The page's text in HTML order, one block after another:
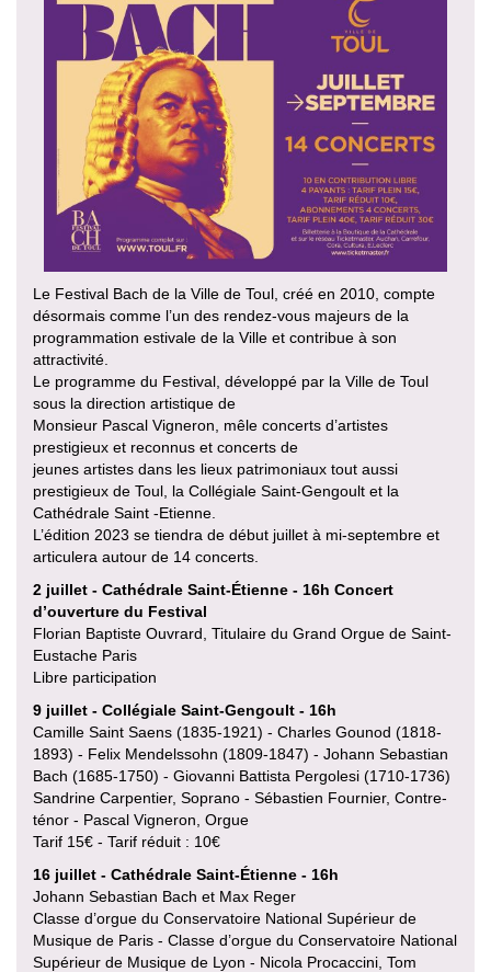
Le Festival Bach de la Ville de Toul, créé en 2010, compte
désormais comme l’un des rendez-vous majeurs de la
programmation estivale de la Ville et contribue à son
attractivité.
Le programme du Festival, développé par la Ville de Toul
sous la direction artistique de
Monsieur Pascal Vigneron, mêle concerts d’artistes
prestigieux et reconnus et concerts de
jeunes artistes dans les lieux patrimoniaux tout aussi
prestigieux de Toul, la Collégiale Saint-Gengoult et la
Cathédrale Saint -Etienne.
L’édition 2023 se tiendra de début juillet à mi-septembre et
articulera autour de 14 concerts.
2 juillet - Cathédrale Saint-Étienne - 16h Concert
d’ouverture du Festival
Florian Baptiste Ouvrard, Titulaire du Grand Orgue de Saint-
Eustache Paris
Libre participation
9 juillet - Collégiale Saint-Gengoult - 16h
Camille Saint Saens (1835-1921) - Charles Gounod (1818-
1893) - Felix Mendelssohn (1809-1847) - Johann Sebastian
Bach (1685-1750) - Giovanni Battista Pergolesi (1710-1736)
Sandrine Carpentier, Soprano - Sébastien Fournier, Contre-
ténor - Pascal Vigneron, Orgue
Tarif 15€ - Tarif réduit : 10€
16 juillet - Cathédrale Saint-Étienne - 16h
Johann Sebastian Bach et Max Reger
Classe d’orgue du Conservatoire National Supérieur de
Musique de Paris - Classe d’orgue du Conservatoire National
Supérieur de Musique de Lyon - Nicola Procaccini, Tom